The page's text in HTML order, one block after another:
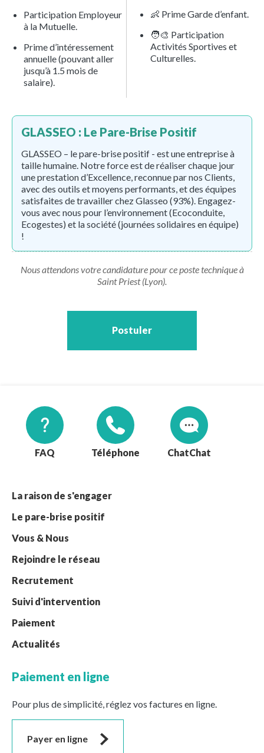
Participation Employeur
à la Mutuelle.
Prime d’intéressement
annuelle (pouvant aller
jusqu’à 1.5 mois de
salaire).
👶 Prime Garde d’enfant.
🧑‍🎨 Participation
Activités Sportives et
Culturelles.
GLASSEO : Le Pare-Brise Positif
GLASSEO – le pare-brise positif - est une entreprise à
taille humaine. Notre force est de réaliser chaque jour
une prestation d’Excellence, reconnue par nos Clients,
avec des outils et moyens performants, et des équipes
satisfaites de travailler chez Glasseo (93%). Engagez-
vous avec nous pour l’environnement (Ecoconduite,
Ecogestes) et la société (journées solidaires en équipe)
!
Nous attendons votre candidature pour ce poste technique à
Saint Priest (Lyon).
Postuler
FAQ Téléphone Chat
La raison de s'engager
Le pare-brise positif
Vous & Nous
Rejoindre le réseau
Recrutement
Suivi d'intervention
Paiement
Actualités
Paiement en ligne
Pour plus de simplicité, réglez vos factures en ligne.
Payer en ligne